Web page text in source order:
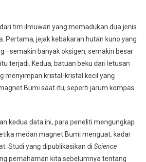
tim ilmuwan yang memadukan dua jenis
Pertama, jejak kebakaran hutan kuno yang
banyak oksigen, semakin besar
terjadi. Kedua, batuan beku dari letusan
menyimpan kristal-kristal kecil yang
Bumi saat itu, seperti jarum kompas
kedua data ini, para peneliti mengungkap
medan magnet Bumi menguat, kadar
Studi yang dipublikasikan di Science
pemahaman kita sebelumnya tentang